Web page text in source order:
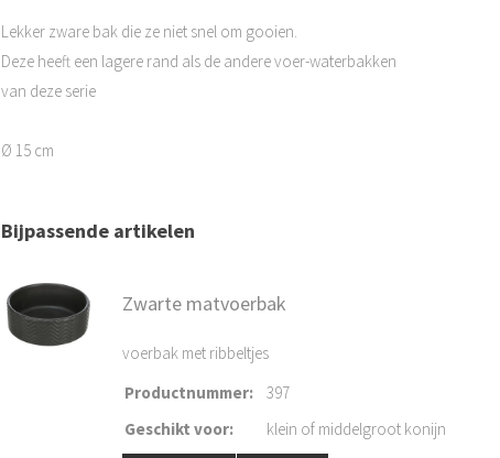
Lekker zware bak die ze niet snel om gooien.
Deze heeft een lagere rand als de andere voer-waterbakken
van deze serie
Ø 15 cm
Bijpassende artikelen
Zwarte matvoerbak
voerbak met ribbeltjes
Productnummer:
397
Geschikt voor: klein of middelgroot konijn